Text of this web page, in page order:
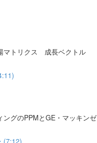
マトリクス 成長ベクトル
グのPPMとGE・マッキン
(7:12)